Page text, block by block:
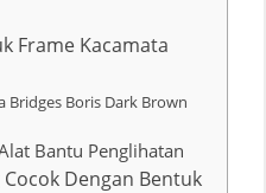
Frame Kacamata
Bridges Boris Dark Brown
Bantu Penglihatan
Dengan Bentuk